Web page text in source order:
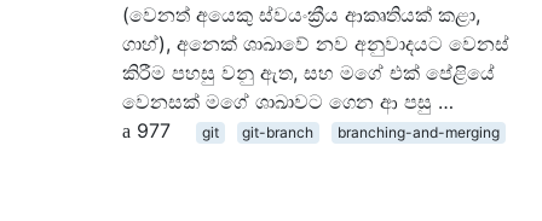
(වෙනත් අයෙකු ස්වයංක්‍රීය ආකෘතියක් කළා,
ගාහ්), අනෙක් ශාඛාවේ නව අනුවාදයට වෙනස්
කිරීම පහසු වනු ඇත, සහ මගේ එක් පේළියේ
වෙනසක් මගේ ශාඛාවට ගෙන ආ පසු …
977
git git-branch branching-and-merging